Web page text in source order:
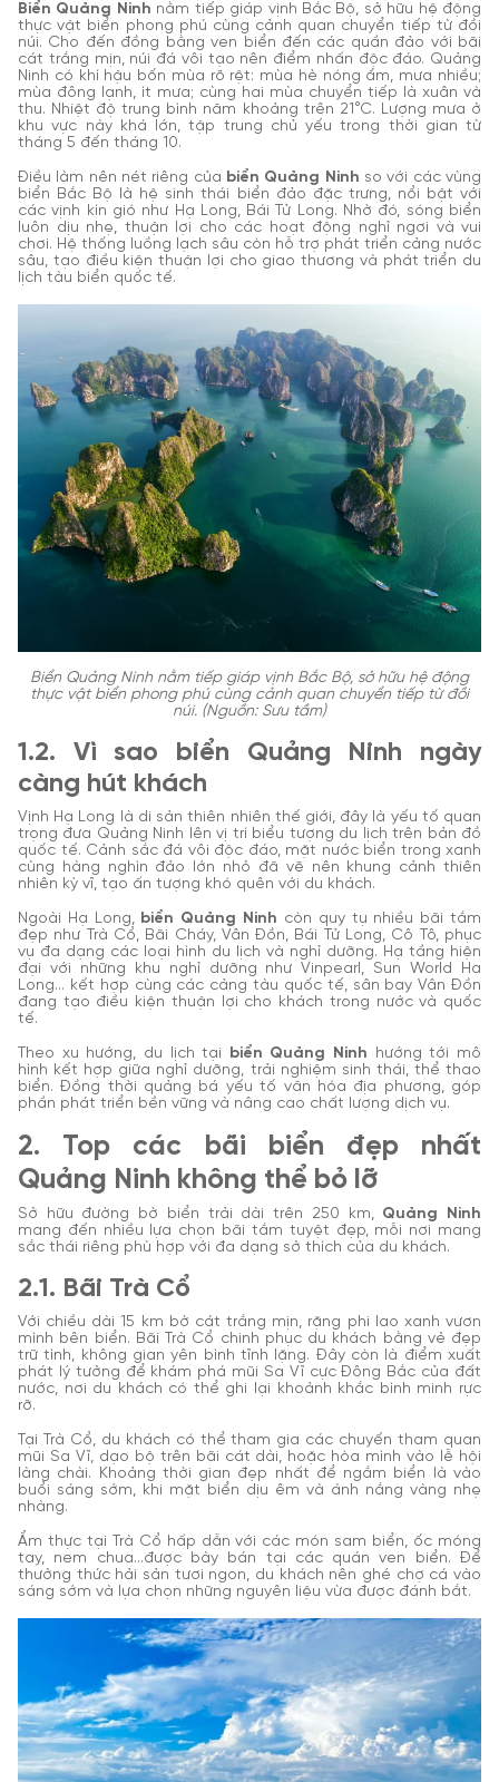
Biển Quảng Ninh nằm tiếp giáp vịnh Bắc Bộ, sở hữu hệ động
thực vật biển phong phú cùng cảnh quan chuyển tiếp từ đồi
núi. Cho đến đồng bằng ven biển đến các quần đảo với bãi
cát trắng mịn, núi đá vôi tạo nên điểm nhấn độc đáo. Quảng
Ninh có khí hậu bốn mùa rõ rệt: mùa hè nóng ẩm, mưa nhiều;
mùa đông lạnh, ít mưa; cùng hai mùa chuyển tiếp là xuân và
thu. Nhiệt độ trung bình năm khoảng trên 21°C. Lượng mưa ở
khu vực này khá lớn, tập trung chủ yếu trong thời gian từ
tháng 5 đến tháng 10.
Điều làm nên nét riêng của biển Quảng Ninh so với các vùng
biển Bắc Bộ là hệ sinh thái biển đảo đặc trưng, nổi bật với
các vịnh kín gió như Hạ Long, Bái Tử Long. Nhờ đó, sóng biển
luôn dịu nhẹ, thuận lợi cho các hoạt động nghỉ ngơi và vui
chơi. Hệ thống luồng lạch sâu còn hỗ trợ phát triển cảng nước
sâu, tạo điều kiện thuận lợi cho giao thương và phát triển du
lịch tàu biển quốc tế.
Biển Quảng Ninh nằm tiếp giáp vịnh Bắc Bộ, sở hữu hệ động
thực vật biển phong phú cùng cảnh quan chuyển tiếp từ đồi
núi. (Nguồn: Sưu tầm)
1.2. Vì sao biển Quảng Ninh ngày
càng hút khách
Vịnh Hạ Long là di sản thiên nhiên thế giới, đây là yếu tố quan
trọng đưa Quảng Ninh lên vị trí biểu tượng du lịch trên bản đồ
quốc tế. Cảnh sắc đá vôi độc đáo, mặt nước biển trong xanh
cùng hàng nghìn đảo lớn nhỏ đã vẽ nên khung cảnh thiên
nhiên kỳ vĩ, tạo ấn tượng khó quên với du khách.
Ngoài Hạ Long, biển Quảng Ninh còn quy tụ nhiều bãi tắm
đẹp như Trà Cổ, Bãi Cháy, Vân Đồn, Bái Tử Long, Cô Tô, phục
vụ đa dạng các loại hình du lịch và nghỉ dưỡng. Hạ tầng hiện
đại với những khu nghỉ dưỡng như Vinpearl, Sun World Ha
Long… kết hợp cùng các cảng tàu quốc tế, sân bay Vân Đồn
đang tạo điều kiện thuận lợi cho khách trong nước và quốc
tế.
Theo xu hướng, du lịch tại biển Quảng Ninh hướng tới mô
hình kết hợp giữa nghỉ dưỡng, trải nghiệm sinh thái, thể thao
biển. Đồng thời quảng bá yếu tố văn hóa địa phương, góp
phần phát triển bền vững và nâng cao chất lượng dịch vụ.
2. Top các bãi biển đẹp nhất
Quảng Ninh không thể bỏ lỡ
Sở hữu đường bờ biển trải dài trên 250 km, Quảng Ninh
mang đến nhiều lựa chọn bãi tắm tuyệt đẹp, mỗi nơi mang
sắc thái riêng phù hợp với đa dạng sở thích của du khách.
2.1. Bãi Trà Cổ
Với chiều dài 15 km bờ cát trắng mịn, rặng phi lao xanh vươn
mình bên biển. Bãi Trà Cổ chinh phục du khách bằng vẻ đẹp
trữ tình, không gian yên bình tĩnh lặng. Đây còn là điểm xuất
phát lý tưởng để khám phá mũi Sa Vĩ cực Đông Bắc của đất
nước, nơi du khách có thể ghi lại khoảnh khắc bình minh rực
rỡ.
Tại Trà Cổ, du khách có thể tham gia các chuyến tham quan
mũi Sa Vĩ, dạo bộ trên bãi cát dài, hoặc hòa mình vào lễ hội
làng chài. Khoảng thời gian đẹp nhất để ngắm biển là vào
buổi sáng sớm, khi mặt biển dịu êm và ánh nắng vàng nhẹ
nhàng.
Ẩm thực tại Trà Cổ hấp dẫn với các món sam biển, ốc móng
tay, nem chua...được bày bán tại các quán ven biển. Để
thưởng thức hải sản tươi ngon, du khách nên ghé chợ cá vào
sáng sớm và lựa chọn những nguyên liệu vừa được đánh bắt.